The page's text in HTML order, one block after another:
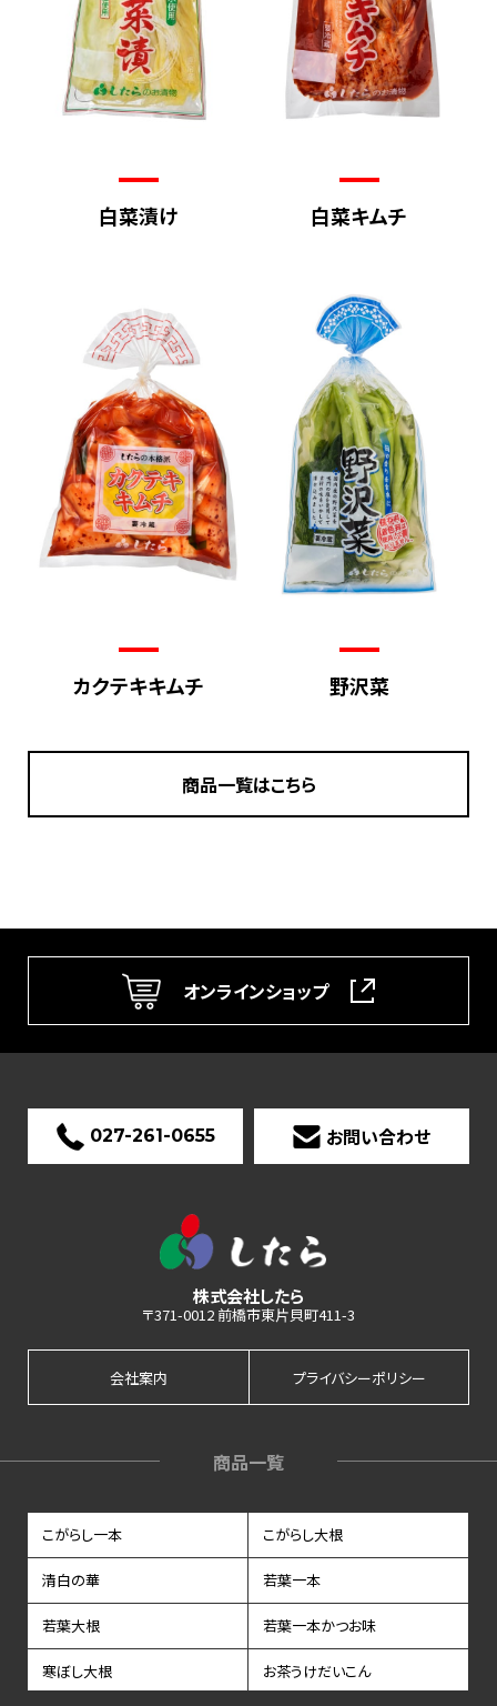
白菜漬け 白菜キムチ
カクテキキムチ 野沢菜
商品一覧はこちら
オンラインショップ
027-261-0655 お問い合わせ
株式会社したら
〒371-0012 前橋市東片貝町411-3
会社案内 プライバシーポリシー
商品一覧
こがらし一本 こがらし大根
清白の華 若葉一本
若葉大根 若葉一本かつお味
寒ぼし大根 お茶うけだいこん